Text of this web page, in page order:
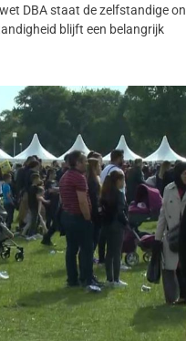
DBA staat de zelfstandige
blijft een belangrijk